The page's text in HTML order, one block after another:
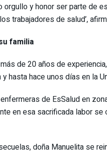
orgullo y honor ser parte de
trabajadores de salud’,
familia
más de 20 años de
hasta hace unos días en la
de EsSalud en
en esa sacrificada labor
doña Manuelita se